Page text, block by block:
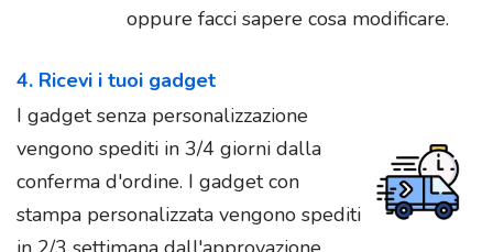
oppure facci sapere cosa modificare.
4. Ricevi i tuoi gadget
I gadget senza personalizzazione
vengono spediti in 3/4 giorni dalla
conferma d'ordine. I gadget con
stampa personalizzata vengono spediti